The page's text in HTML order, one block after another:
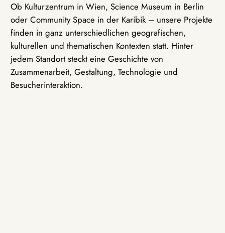
Ob Kulturzentrum in Wien, Science Museum in Berlin
oder Community Space in der Karibik – unsere Projekte
finden in ganz unterschiedlichen geografischen,
kulturellen und thematischen Kontexten statt. Hinter
jedem Standort steckt eine Geschichte von
Zusammenarbeit, Gestaltung, Technologie und
Besucherinteraktion.